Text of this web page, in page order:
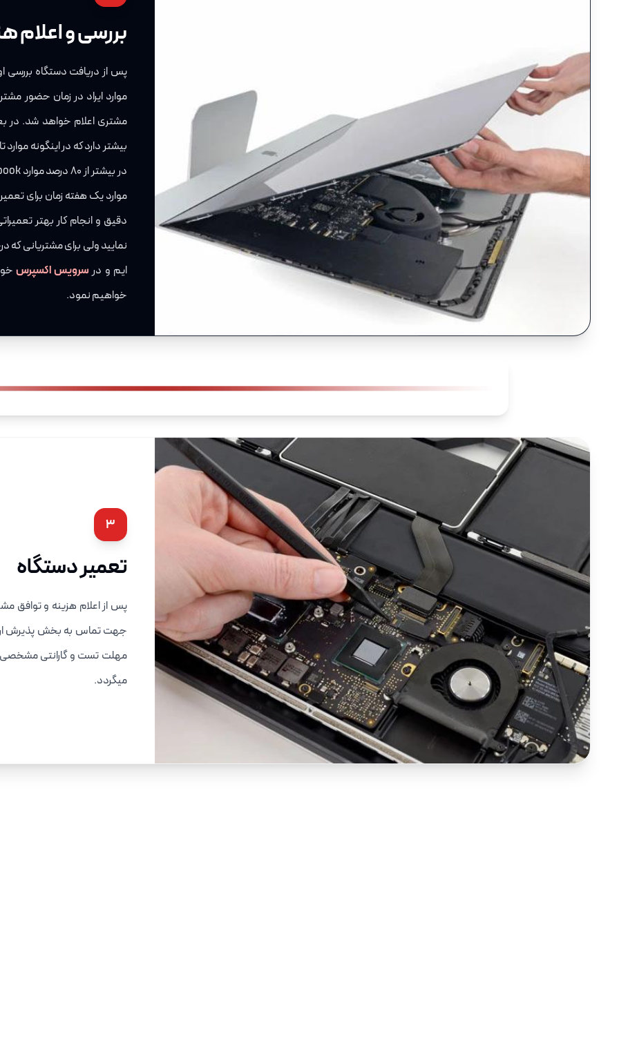
بررسی و اعلام
پس از دریافت دستگاه بررسی
موارد ایراد در زمان حضور
مشتری اعلام خواهد شد. در
بیشتر دارد که در اینگونه موارد
موارد یک هفته زمان برای
دقیق و انجام کار بهتر
نمایید ولی برای مشتریانی که
ایم و درسرویس اکسپرس
خواهیم نمود.
3
تعمیر دستگاه
پس از اعلام هزینه و توافق
جهت تماس به بخش پذیرش
مهلت تست و گارانتی مشخصی
میگردد.